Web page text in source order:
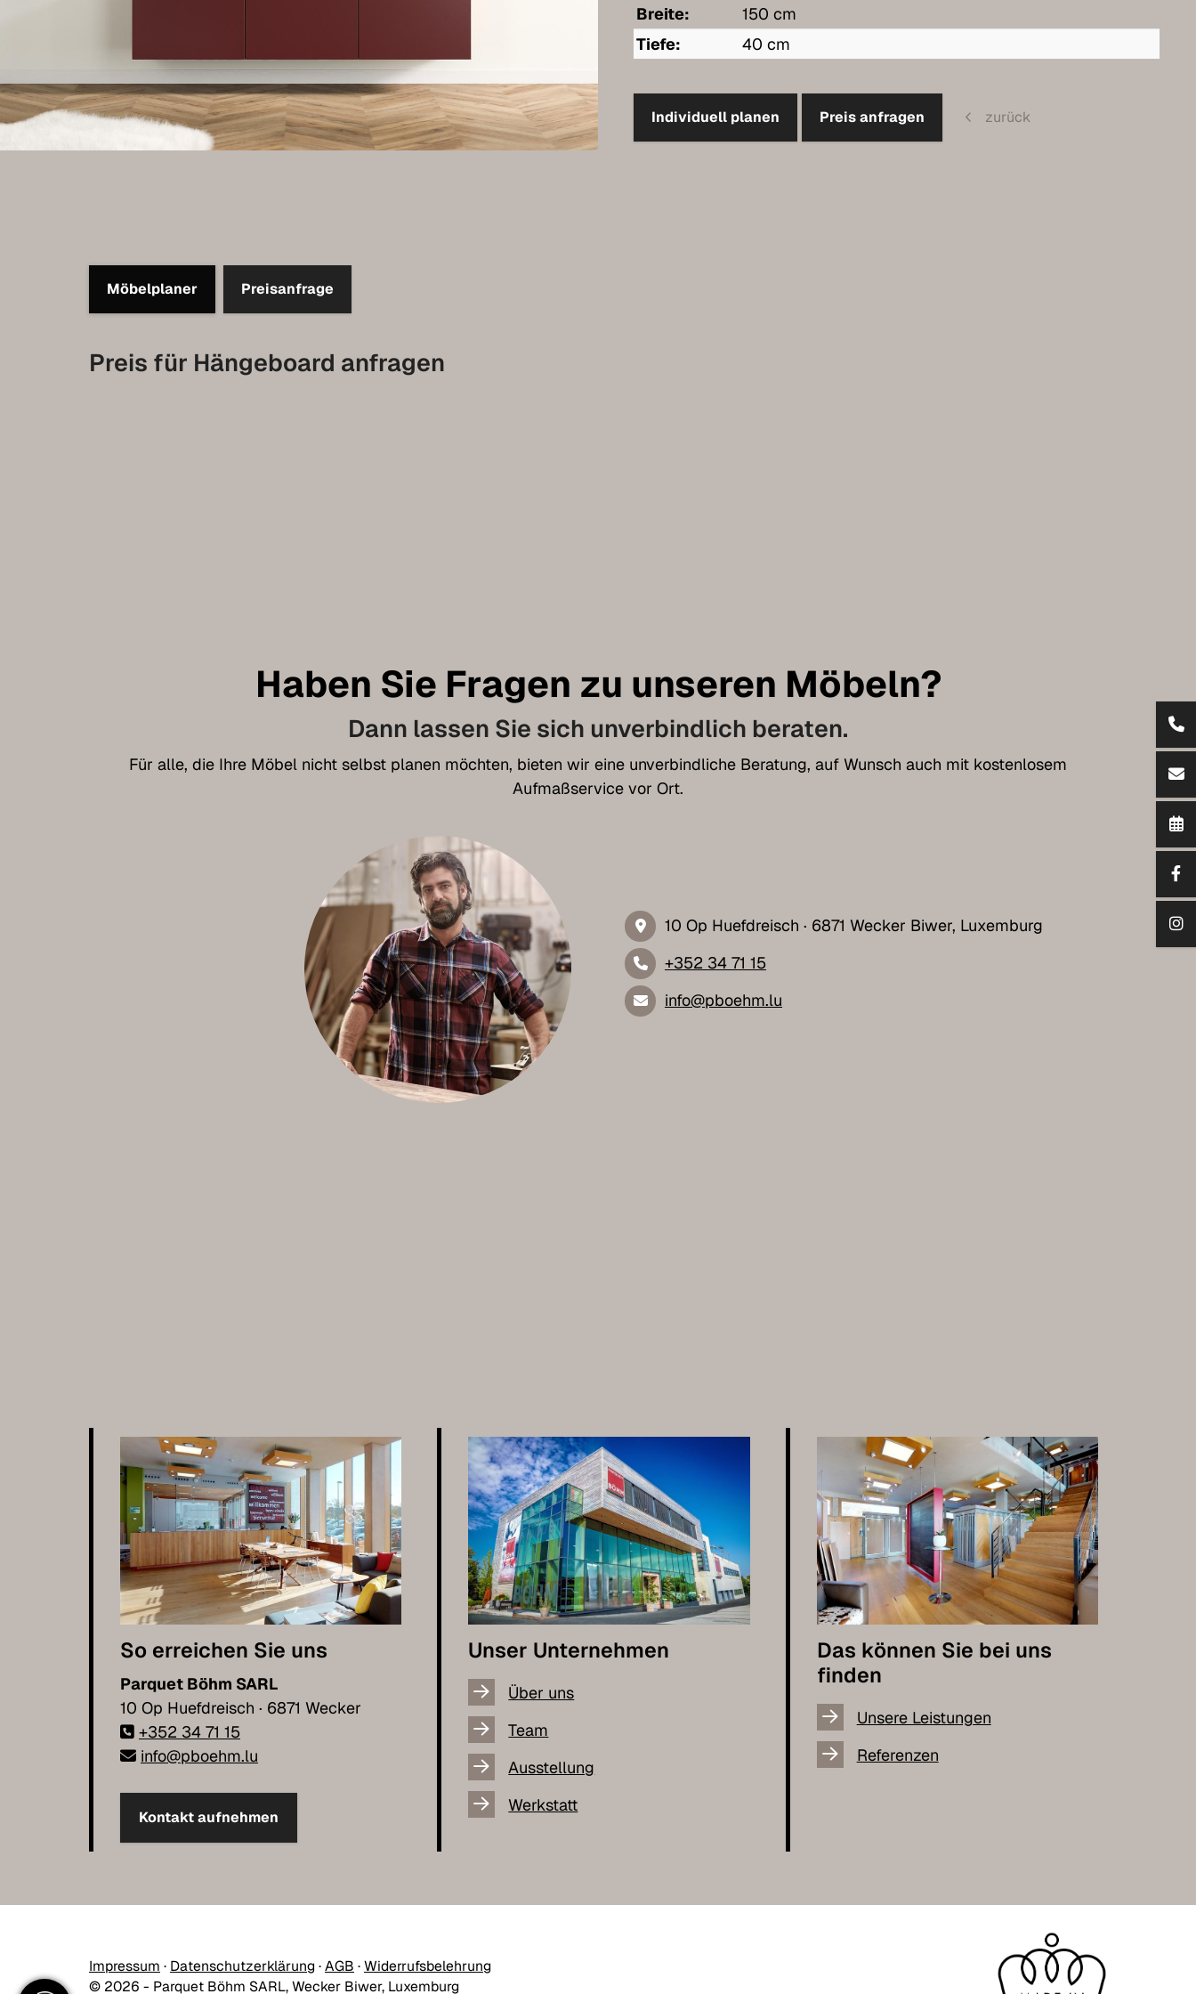
Breite:
150 cm
Tiefe:
40 cm
Individuell planen Preis anfragen zurück
Möbelplaner Preisanfrage
Preis für Hängeboard anfragen
Haben Sie Fragen zu unseren Möbeln?
Dann lassen Sie sich unverbindlich beraten.
Für alle, die Ihre Möbel nicht selbst planen möchten, bieten wir eine unverbindliche Beratung, auf Wunsch auch mit kostenlosem
Aufmaßservice vor Ort.
10 Op Huefdreisch · 6871 Wecker Biwer, Luxemburg
+352 34 71 15
info@pboehm.lu
So erreichen Sie uns
Parquet Böhm SARL
10 Op Huefdreisch · 6871 Wecker
+352 34 71 15
info@pboehm.lu
Kontakt aufnehmen
Unser Unternehmen
Über uns
Team
Ausstellung
Werkstatt
Das können Sie bei uns
finden
Unsere Leistungen
Referenzen
Impressum · Datenschutzerklärung·AGB ·Widerrufsbelehrung
© 2026 - Parquet Böhm SARL, Wecker Biwer, Luxemburg